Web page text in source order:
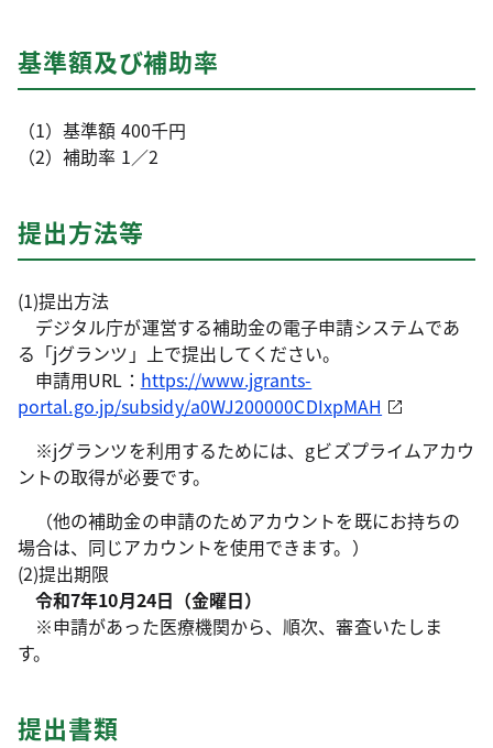
基準額及び補助率
（1）基準額 400千円
（2）補助率 1／2
提出方法等
(1)提出方法
デジタル庁が運営する補助金の電子申請システムであ
る「jグランツ」上で提出してください。
申請用URL： https://www.jgrants-
portal.go.jp/subsidy/a0WJ200000CDIxpMAH
※jグランツを利用するためには、gビズプライムアカウ
ントの取得が必要です。
（他の補助金の申請のためアカウントを既にお持ちの
場合は、同じアカウントを使用できます。）
(2)提出期限
令和7年10月24日（金曜日）
※申請があった医療機関から、順次、審査いたしま
す。
提出書類